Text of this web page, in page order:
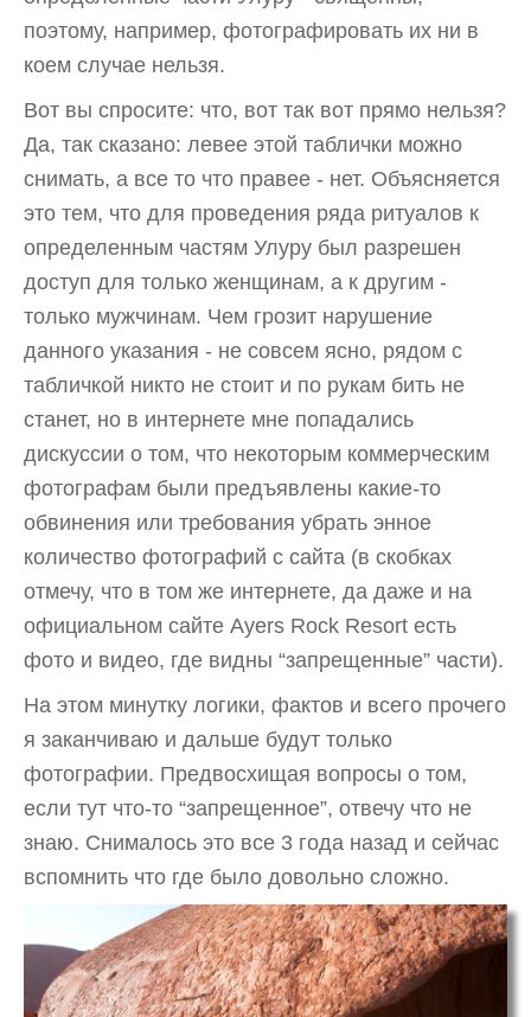
поэтому, например, фотографировать их ни в
коем случае нельзя.
Вот вы спросите: что, вот так вот прямо нельзя?
Да, так сказано: левее этой таблички можно
снимать, а все то что правее - нет. Объясняется
это тем, что для проведения ряда ритуалов к
определенным частям Улуру был разрешен
доступ для только женщинам, а к другим -
только мужчинам. Чем грозит нарушение
данного указания - не совсем ясно, рядом с
табличкой никто не стоит и по рукам бить не
станет, но в интернете мне попадались
дискуссии о том, что некоторым коммерческим
фотографам были предъявлены какие-то
обвинения или требования убрать энное
количество фотографий с сайта (в скобках
отмечу, что в том же интернете, да даже и на
официальном сайте Ayers Rock Resort есть
фото и видео, где видны “запрещенные” части).
На этом минутку логики, фактов и всего прочего
я заканчиваю и дальше будут только
фотографии. Предвосхищая вопросы о том,
если тут что-то “запрещенное”, отвечу что не
знаю. Снималось это все 3 года назад и сейчас
вспомнить что где было довольно сложно.